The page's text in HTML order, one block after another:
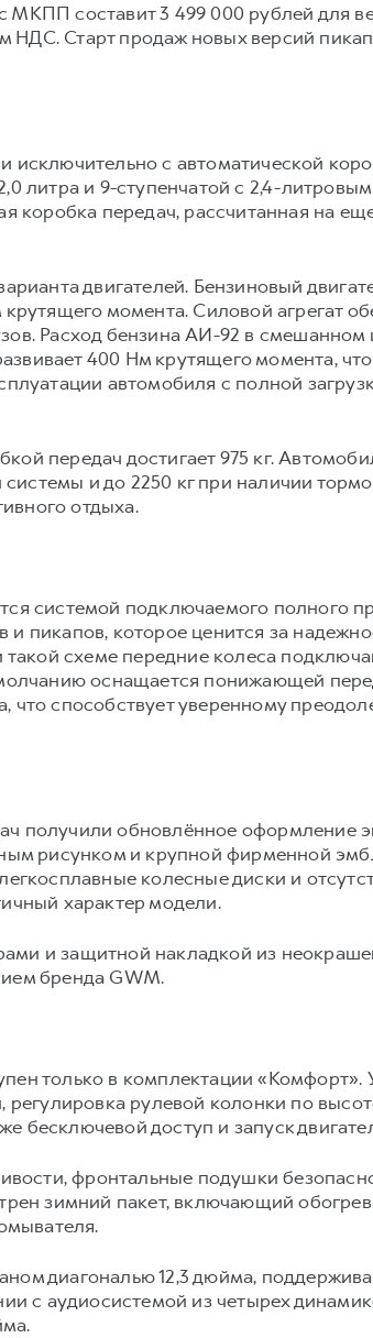
МКПП составит 3 499 000 рублей для
НДС. Старт продаж новых версий
исключительно с автоматической
литра и 9-ступенчатой с 2,4-
коробка передач, рассчитанная на
двигателей. Бензиновый
момента. Силовой агрегат
Расход бензина АИ-92 в смешанном
400 Нм крутящего момента,
автомобиля с полной
передач достигает 975 кг.
и до 2250 кг при наличии
отдыха.
системой подключаемого полного
пикапов, которое ценится за
схеме передние колеса
оснащается понижающей
способствует уверенному
получили обновлённое оформление
рисунком и крупной фирменной
колесные диски и
характер модели.
и защитной накладкой из
бренда GWM.
только в комплектации
рулевой колонки по
бесключевой доступ и запуск
фронтальные подушки
зимний пакет, включающий
диагональю 12,3 дюйма,
с аудиосистемой из четырех